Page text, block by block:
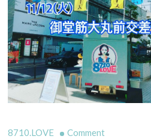
8710.LOVE Commenton